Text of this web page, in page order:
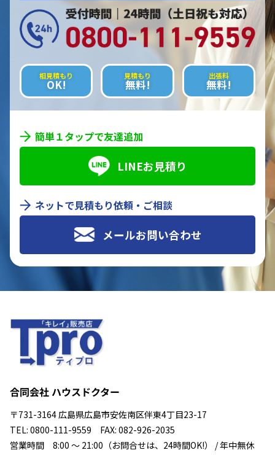
相見積もり
OK!
見積もり
無料!
出張料
無料!
簡単１タップで友達追加
LINEお見積り
ネットで見積もり依頼・ご相談
メールお問い合わせ
合同会社 ハウスドクター
〒731-3164 広島県広島市安佐南区伴東4丁目23-17
TEL: 0800-111-9559 FAX: 082-926-2035
営業時間 8:00 ～ 21:00（お問合せは、24時間OK!） / 年中無休